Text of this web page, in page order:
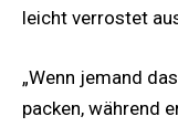
leicht verrostet
„Wenn jemand
packen, während